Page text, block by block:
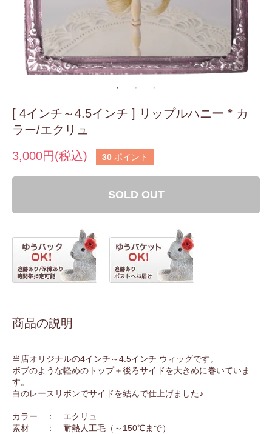
[ 4インチ～4.5インチ ] リップルハニー * カ
ラー/エクリュ
3,000円(税込)
30 ポイント
SOLD OUT
商品の説明
当店オリジナルの4インチ～4.5インチ ウィッグです。
ボブのような軽めのトップ＋後ろサイドを大きめに巻いていま
す。
白のレースリボンでサイドを結んで仕上げました♪
カラー ： エクリュ
素材 ： 耐熱人工毛（～150℃まで）